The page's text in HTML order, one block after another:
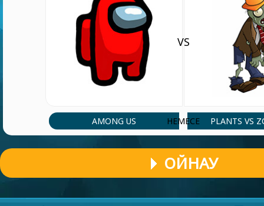
AMONG US
VS
НЕМЕСЕ PLANTS VS
ОЙНАУ